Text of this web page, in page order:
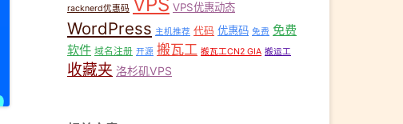
racknerd优惠码 VPS优惠动态
WordPress 主机推荐 代码 优惠码 免费 免费
软件 域名注册 开源 搬瓦工 搬瓦工CN2 GIA 搬运工
收藏夹 洛杉矶VPS